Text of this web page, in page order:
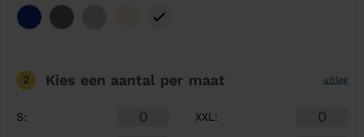
2 Kies een aantal per maat uitleg
S: XXL :